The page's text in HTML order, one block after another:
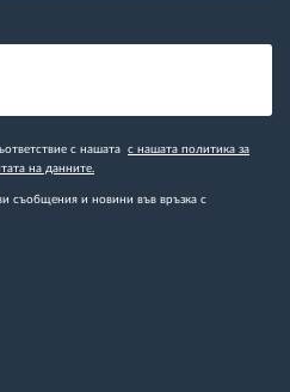
с нашата с нашата политика за
на данните.
съобщения и новини във връзка с